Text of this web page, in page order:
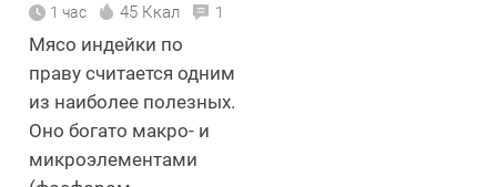
1 час 45 Ккал 1
Мясо индейки по
праву считается одним
из наиболее полезных.
Оно богато макро- и
микроэлементами